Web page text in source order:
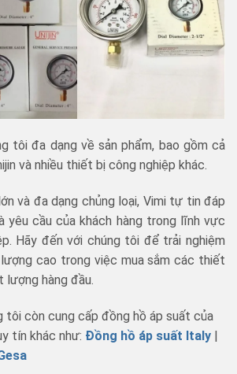
tôi đa dạng về sản phẩm, bao gồm cả
và nhiều thiết bị công nghiệp khác.
và đa dạng chủng loại, Vimi tự tin đáp
yêu cầu của khách hàng trong lĩnh vực
Hãy đến với chúng tôi để trải nghiệm
cao trong việc mua sắm các thiết
lượng hàng đầu.
tôi còn cung cấp đồng hồ áp suất của
tín khác như: Đồng hồ áp suất Italy |